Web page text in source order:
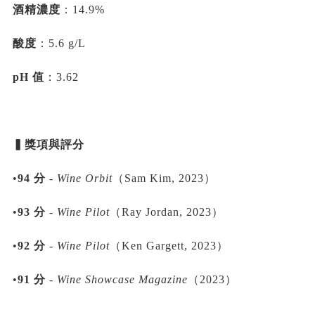
酒精濃度 ：14.9%
酸度 ：5.6 g/L
pH 值 ：3.62
▍獎項與評分
•94 分- Wine Orbit（Sam Kim, 2023）
•93 分- Wine Pilot（Ray Jordan, 2023）
•92 分- Wine Pilot（Ken Gargett, 2023）
•91 分- Wine Showcase Magazine （2023）